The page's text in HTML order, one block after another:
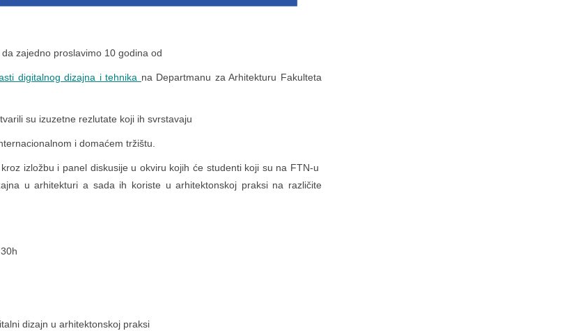
zajedno proslavimo 10 godina od
digitalnog dizajna i tehnika na Departmanu za Arhitekturu Fakulteta
su izuzetne rezlutate koji ih svrstavaju
i domaćem tržištu.
izložbu i panel diskusije u okviru kojih će studenti koji su na FTN-u
u arhitekturi a sada ih koriste u arhitektonskoj praksi na različite
dizajn u arhitektonskoj praksi